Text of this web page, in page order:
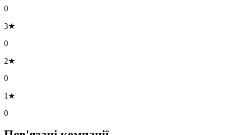
0
3★
0
2★
0
1★
0